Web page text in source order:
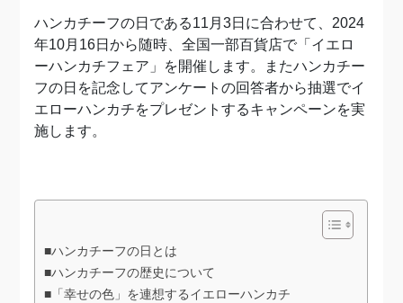
ハンカチーフの日である11月3日に合わせて、2024
年10月16日から随時、全国一部百貨店で「イエロ
ーハンカチフェア」を開催します。またハンカチー
フの日を記念してアンケートの回答者から抽選でイ
エローハンカチをプレゼントするキャンペーンを実
施します。
■ハンカチーフの日とは
■ハンカチーフの歴史について
■「幸せの色」を連想するイエローハンカチ